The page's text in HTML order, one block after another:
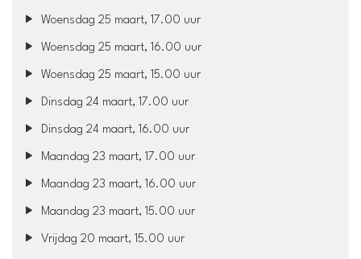
Woensdag 25 maart, 17.00 uur
Woensdag 25 maart, 16.00 uur
Woensdag 25 maart, 15.00 uur
Dinsdag 24 maart, 17.00 uur
Dinsdag 24 maart, 16.00 uur
Maandag 23 maart, 17.00 uur
Maandag 23 maart, 16.00 uur
Maandag 23 maart, 15.00 uur
Vrijdag 20 maart, 15.00 uur